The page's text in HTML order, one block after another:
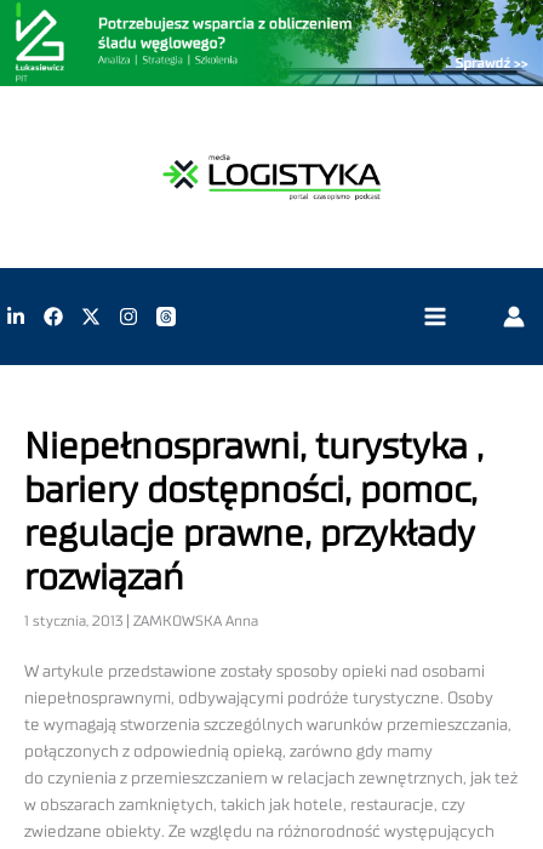
Niepełnosprawni, turystyka ,
bariery dostępności, pomoc,
regulacje prawne, przykłady
rozwiązań
1 stycznia, 2013 | ZAMKOWSKA Anna
W artykule przedstawione zostały sposoby opieki nad osobami
niepełnosprawnymi, odbywającymi podróże turystyczne. Osoby
te wymagają stworzenia szczególnych warunków przemieszczania,
połączonych z odpowiednią opieką, zarówno gdy mamy
do czynienia z przemieszczaniem w relacjach zewnętrznych, jak też
w obszarach zamkniętych, takich jak hotele, restauracje, czy
zwiedzane obiekty. Ze względu na różnorodność występujących